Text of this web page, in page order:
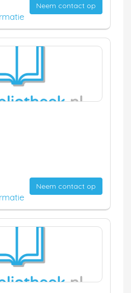
Neem contact op
Neem contact op